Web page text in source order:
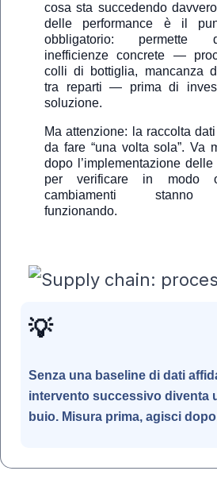
cosa sta succedendo
delle performance è il
obbligatorio: permette
inefficienze concrete —
colli di bottiglia, mancanza
tra reparti — prima di
soluzione.
Ma attenzione: la raccolta
da fare “una volta sola”. Va
dopo l’implementazione
per verificare in modo
cambiamenti stanno
funzionando.
💡
Senza una baseline di dati
intervento successivo diventa
buio. Misura prima, agisci